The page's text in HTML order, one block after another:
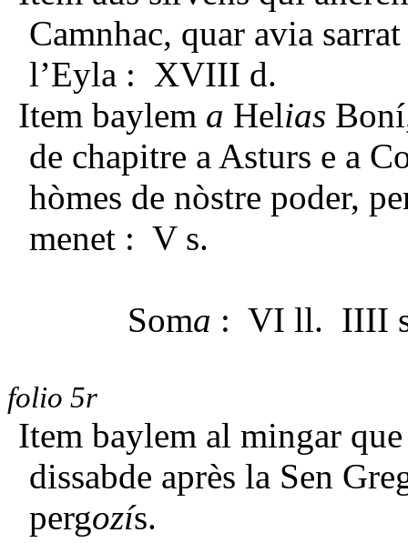
Camnhac, quar avia
l’Eyla : XVIII d.
Item baylem a Helias
de chapitre a Asturs e a
hòmes de nòstre poder,
menet : V s.
Soma : VI ll. IIII
folio 5r
Item baylem al mingar
dissabde après la Sen
pergozís.